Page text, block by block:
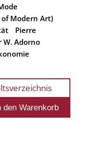
Modern Art)
Pierre
W. Adorno